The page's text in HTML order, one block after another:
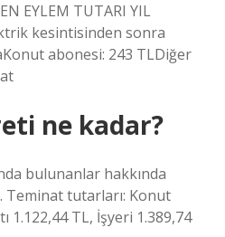
EYLEM TUTARI YIL
kesintisinden sonra
abonesi: 243 TLDiğer
ne kadar?
bulunanlar hakkında
Teminat tutarları: Konut
1.122,44 TL, İşyeri 1.389,74